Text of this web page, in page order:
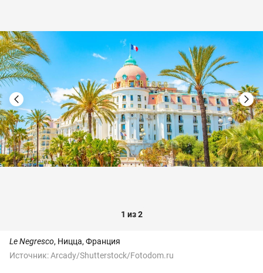
1 из 2
Le Negresco, Ницца, Франция
Источник:Arcady/Shutterstock/Fotodom.ru